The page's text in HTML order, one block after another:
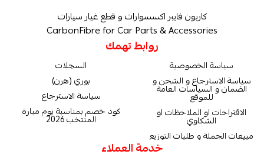
كاربون فايبر اكسسوارات و قطع غيار سيارات
CarbonFibre for Car Parts & Accessories
روابط تهمك
سياسة الخصوصية
سياسة الاسترجاع و الشحن و
الضمان و السياسات العامة
للموقع
الاقتراحات او الملاحظات او
الشكاوي
مبيعات الجملة و طلبات التوزيع
السجلات
بوري (هرن)
سياسة الاسترجاع
كود خصم بمناسبة يوم مبارة
المنتخب 2026
خدمة العملاء